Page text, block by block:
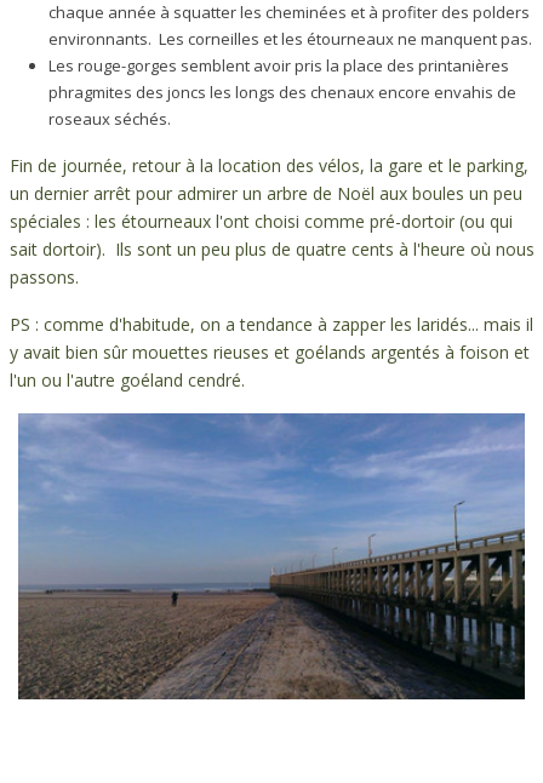
chaque année à squatter les cheminées et à profiter des polders
environnants. Les corneilles et les étourneaux ne manquent pas.
Les rouge-gorges semblent avoir pris la place des printanières
phragmites des joncs les longs des chenaux encore envahis de
roseaux séchés.
Fin de journée, retour à la location des vélos, la gare et le parking,
un dernier arrêt pour admirer un arbre de Noël aux boules un peu
spéciales : les étourneaux l'ont choisi comme pré-dortoir (ou qui
sait dortoir). Ils sont un peu plus de quatre cents à l'heure où nous
passons.
PS : comme d'habitude, on a tendance à zapper les laridés... mais il
y avait bien sûr mouettes rieuses et goélands argentés à foison et
l'un ou l'autre goéland cendré.